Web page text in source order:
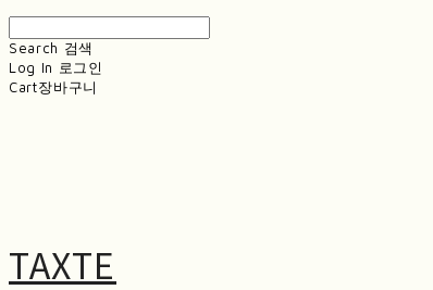
Search 검색
Log In 로그인
Cart장바구니
TAXTE